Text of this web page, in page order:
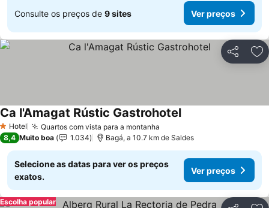
Consulte os preços de 9 sites Ver preços
Partilhar
1 Estrelas
Hotel Quartos com vista para a montanha
Ca l'Amagat Rústic Gastrohotel
8,4 Muito boa 1.034 Bagá, a 10.7 km de Saldes
Selecione as datas para ver os preços
exatos.
Ver preços
Escolha popular